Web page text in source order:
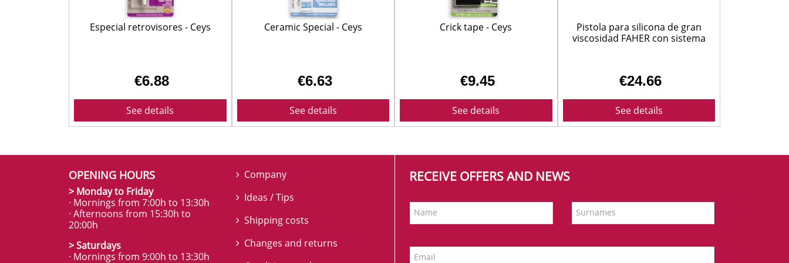
SUELOS Y SEÑALIZACIÓN
Especial retrovisores - Ceys
€6.88
See details
Ceramic Special - Ceys
€6.63
See details
Crick tape - Ceys
€9.45
See details
Pistola para silicona de gran
viscosidad FAHER con sistema
€24.66
See details
OPENING HOURS
> Monday to Friday
· Mornings from 7:00h to 13:30h
· Afternoons from 15:30h to
20:00h
> Saturdays
· Mornings from 9:00h to 13:30h
Company
Ideas / Tips
Shipping costs
Changes and returns
RECEIVE OFFERS AND NEWS
Name Surnames
Email